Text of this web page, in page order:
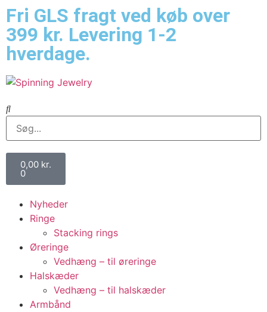
Fri GLS fragt ved køb over
399 kr. Levering 1-2
hverdage.
0,00 kr.
0
Nyheder
Ringe
Stacking rings
Øreringe
Vedhæng – til øreringe
Halskæder
Vedhæng – til halskæder
Armbånd